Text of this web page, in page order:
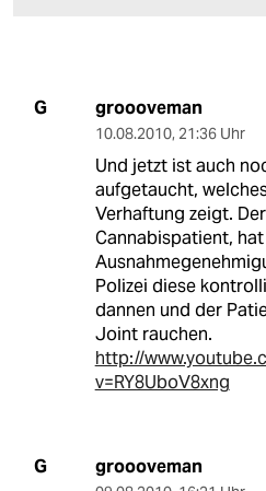
G groooveman
10.08.2010, 21:36 Uhr
Und jetzt ist auch
aufgetaucht,
Verhaftung zeigt.
Cannabispatient,
Polizei diese
dannen und der
Joint rauchen.
http://
v=RY8UboV8xng
G groooveman